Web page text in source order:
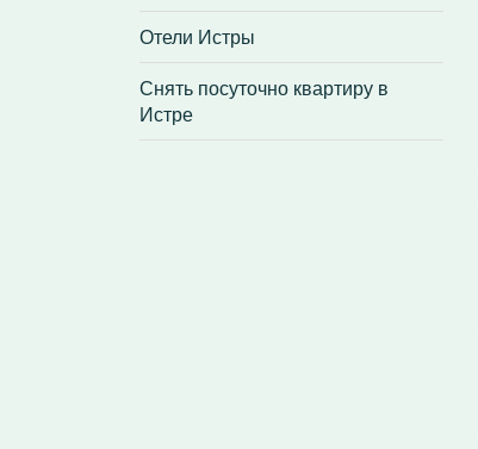
Отели Истры
Снять посуточно квартиру в
Истре